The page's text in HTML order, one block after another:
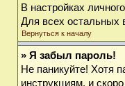
В настройках
Для всех остальных
Вернуться к началу
» Я забыл пароль!
Не паникуйте! Хотя
инструкциям, и